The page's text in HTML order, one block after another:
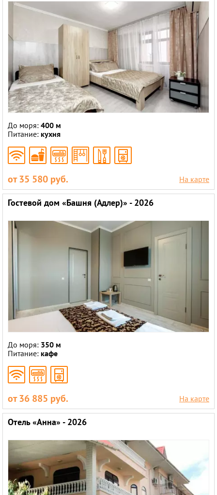
До моря: 400 м
Питание: кухня
от 35 580 руб. На карте
Гостевой дом «Башня (Адлер)» - 2026
До моря: 350 м
Питание: кафе
от 36 885 руб. На карте
Отель «Анна» - 2026